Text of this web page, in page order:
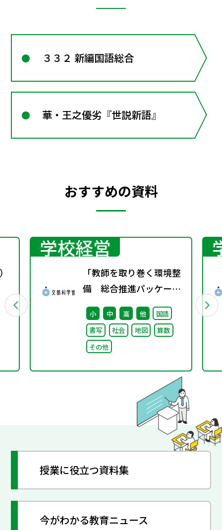
３３２ 新編国語総合
華・王之優劣『世説新語』
おすすめの資料
学校経営
「教師を取り巻く環境整
備 総合推進パッケー
ジ」取りまとめ
小 中 高 他
国語
書写
社会 地図
算数
その他
授業に役立つ資料集
今がわかる教育ニュース